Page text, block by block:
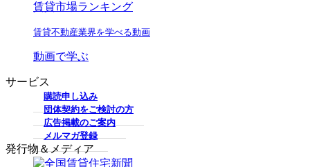
賃貸市場ランキング
賃貸不動産業界を学べる動画
動画で学ぶ
サービス
購読申し込み
団体契約をご検討の方
広告掲載のご案内
メルマガ登録
発行物＆メディア